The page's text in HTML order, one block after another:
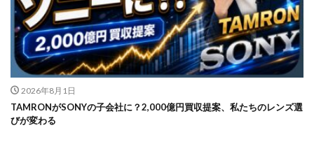
2026年8月1日
TAMRONがSONYの子会社に？2,000億円買収提案、私たちのレンズ選
びが変わる